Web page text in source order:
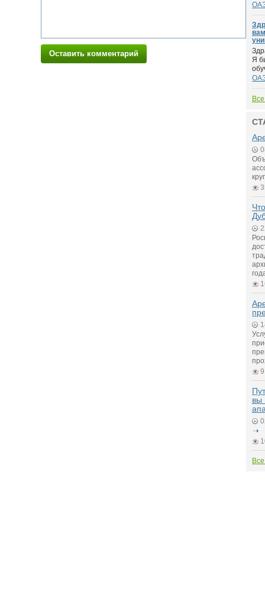
Оставить комментарий
Я
вы